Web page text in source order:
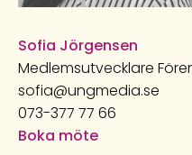
Sofia Jörgensen
Medlemsutvecklare
sofia@ungmedia.se
073-377 77 66
Boka möte